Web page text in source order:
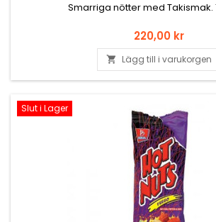
Smarriga nötter med Takismak.
Pris
220,00 kr
 Lägg till i varukorgen
Slut i Lager